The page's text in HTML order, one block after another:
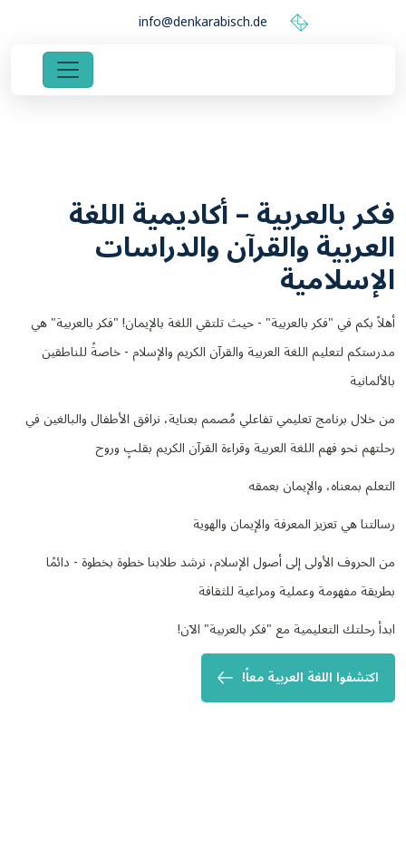
info@denkarabisch.de
فكر بالعربية – أكاديمية اللغة
العربية والقرآن والدراسات
الإسلامية
أهلاً بكم في "فكر بالعربية" - حيث تلتقي اللغة بالإيمان! "فكر بالعربية" هي
مدرستكم لتعليم اللغة العربية والقرآن الكريم والإسلام - خاصةً للناطقين
بالألمانية
من خلال برنامج تعليمي تفاعلي مُصمم بعناية، نرافق الأطفال والبالغين في
رحلتهم نحو فهم اللغة العربية وقراءة القرآن الكريم بقلبٍ وروح
التعلم بمعناه، والإيمان بعمقه
رسالتنا هي تعزيز المعرفة والإيمان والهوية
من الحروف الأولى إلى أصول الإسلام، نرشد طلابنا خطوة بخطوة - دائمًا
بطريقة مفهومة وعملية ومراعية للثقافة
ابدأ رحلتك التعليمية مع "فكر بالعربية" الآن!
اكتشفوا اللغة العربية معاً!